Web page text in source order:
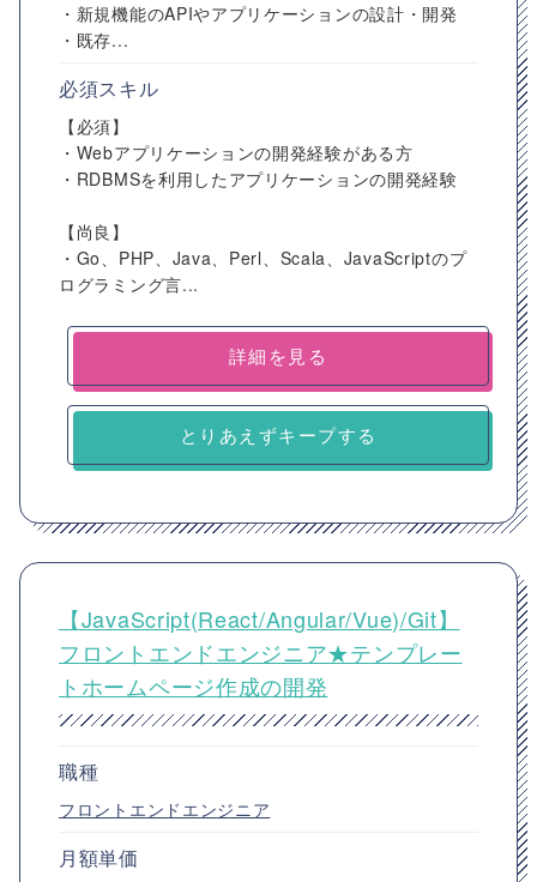
・新規機能のAPIやアプリケーションの設計・開発
・既存...
必須スキル
【必須】
・Webアプリケーションの開発経験がある方
・RDBMSを利⽤したアプリケーションの開発経験
【尚良】
・Go、PHP、Java、Perl、Scala、JavaScriptのプ
ログラミング⾔...
詳細を見る
とりあえずキープする
【JavaScript(React/Angular/Vue)/Git】
フロントエンドエンジニア★テンプレー
トホームページ作成の開発
職種
フロントエンドエンジニア
月額単価